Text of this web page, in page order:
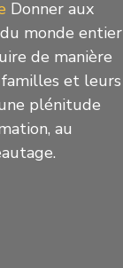
Donner aux
monde entier
de manière
et leurs
plénitude
au